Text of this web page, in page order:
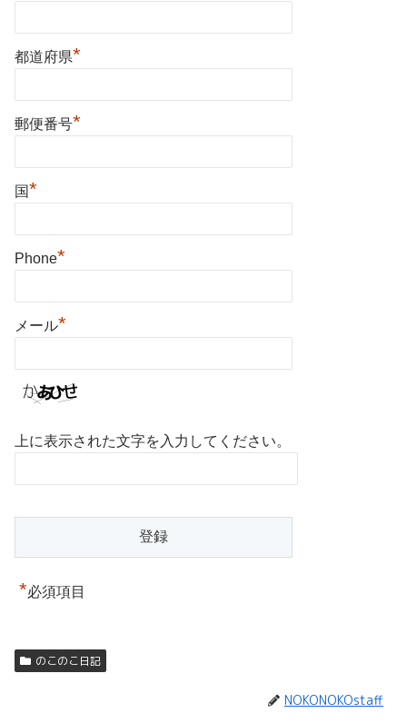
都道府県*
郵便番号*
国*
Phone*
メール*
上に表示された文字を入力してください。
*必須項目
のこのこ日記
NOKONOKOstaff